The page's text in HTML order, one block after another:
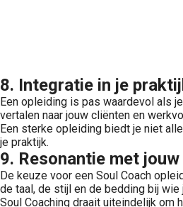
8. Integratie in je
Een opleiding is pas waardevol als
vertalen naar jouw cliënten en
Een sterke opleiding biedt je niet
je praktijk.
9. Resonantie met
De keuze voor een Soul Coach
de taal, de stijl en de bedding bij
Soul Coaching draait uiteindelijk om